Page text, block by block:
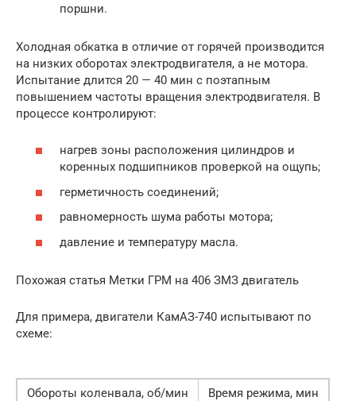
поршни.
Холодная обкатка в отличие от горячей производится
на низких оборотах электродвигателя, а не мотора.
Испытание длится 20 — 40 мин с поэтапным
повышением частоты вращения электродвигателя. В
процессе контролируют:
нагрев зоны расположения цилиндров и
коренных подшипников проверкой на ощупь;
герметичность соединений;
равномерность шума работы мотора;
давление и температуру масла.
Похожая статья Метки ГРМ на 406 ЗМЗ двигатель
Для примера, двигатели КамАЗ-740 испытывают по
схеме:
Обороты коленвала, об/мин
Время режима, мин